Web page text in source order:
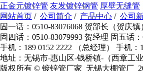
正金元镀锌管 友发镀锌钢管 厚壁无缝管
网站首页 / 公司简介 / 产品中心 / 公司
固一话：0510-83076068 贺部长（贺庆
固四话：0510-83079993 贺经理 固五话
手机：189 0152 2222 （总经理） 手机
地址：无锡市-惠山区-钱桥镇-（西章工
版权所有 © 镀锌管厂家_无锡大棚管厂